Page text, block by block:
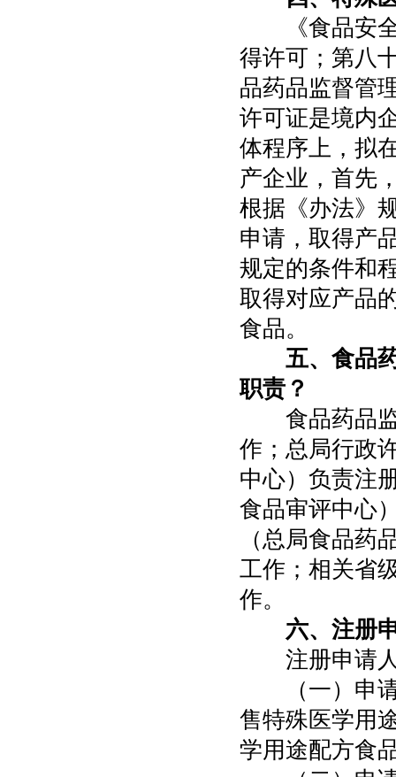
《食品安全
得许可；第八
品药品监督管
许可证是境内
体程序上，拟
产企业，首先
根据《办法》
申请，取得产
规定的条件和
取得对应产品
食品。
五、食品
职责？
食品药品监
作；总局行政
中心）负责注
食品审评中心
（总局食品药
工作；相关省
作。
六、注册
注册申请人
（一）申请
售特殊医学用
学用途配方食